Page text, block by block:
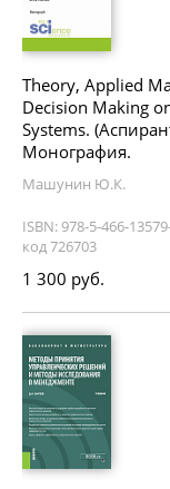
Theory, Applied
Decision Making
Systems.
Монография.
Машунин Ю.К.
ISBN: 978-5-466-
код 726703
1 300 руб.